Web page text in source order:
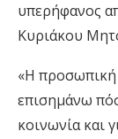
υπερήφανος
Κυριάκου
«Η προσωπική
επισημάνω
κοινωνία και